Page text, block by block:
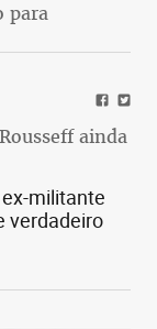
para
ainda
militante
verdadeiro